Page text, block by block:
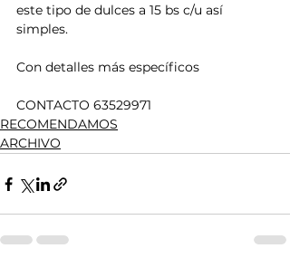
este tipo de dulces a 15 bs c/u así
simples.
Con detalles más específicos
CONTACTO 63529971
RECOMENDAMOS
ARCHIVO